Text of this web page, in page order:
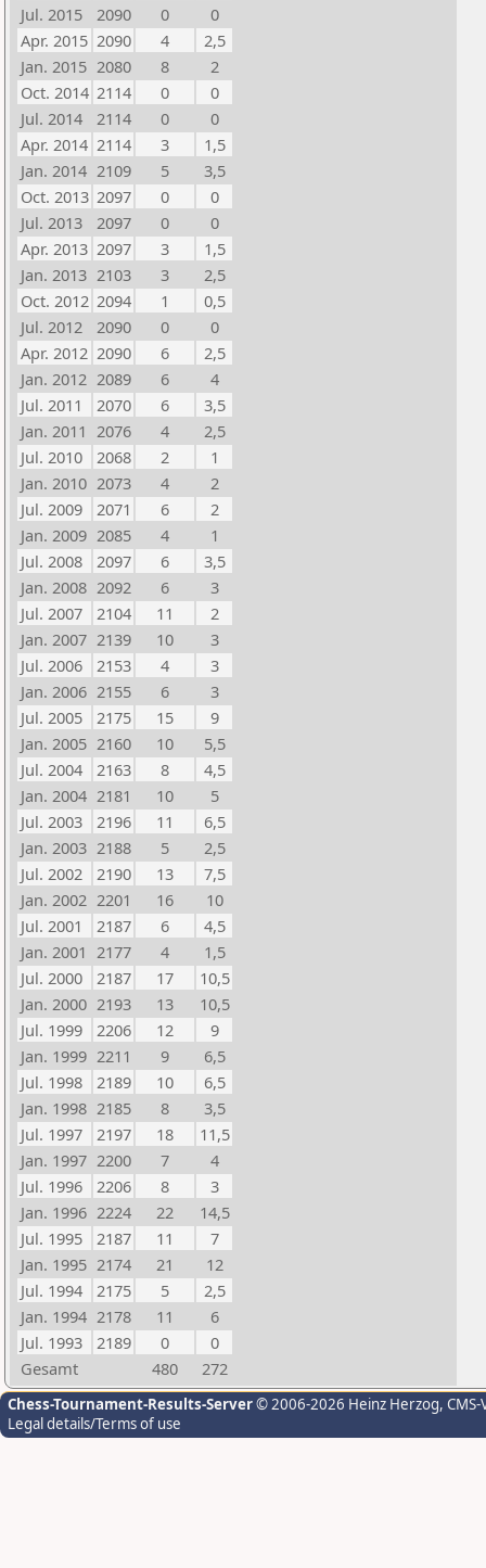
Jul. 2015
2090 0
0
Apr. 2015 2090 4
2,5
Jan. 2015 2080 8
2
Oct. 2014 2114 0
0
Jul. 2014
2114 0
0
Apr. 2014 2114 3
1,5
Jan. 2014 2109 5
3,5
Oct. 2013 2097 0
0
Jul. 2013
2097 0
0
Apr. 2013 2097 3
1,5
Jan. 2013 2103 3
2,5
Oct. 2012 2094 1
0,5
Jul. 2012
2090 0
0
Apr. 2012 2090 6
2,5
Jan. 2012 2089 6
4
Jul. 2011
2070 6
3,5
Jan. 2011 2076 4
2,5
Jul. 2010
2068 2
1
Jan. 2010 2073 4
2
Jul. 2009
2071 6
2
Jan. 2009 2085 4
1
Jul. 2008
2097 6
3,5
Jan. 2008 2092 6
3
Jul. 2007
2104 11
2
Jan. 2007 2139 10
3
Jul. 2006
2153 4
3
Jan. 2006 2155 6
3
Jul. 2005
2175 15
9
Jan. 2005 2160 10
5,5
Jul. 2004
2163 8
4,5
Jan. 2004 2181 10
5
Jul. 2003
2196 11
6,5
Jan. 2003 2188 5
2,5
Jul. 2002
2190 13
7,5
Jan. 2002 2201 16
10
Jul. 2001
2187 6
4,5
Jan. 2001 2177 4
1,5
Jul. 2000
2187 17
10,5
Jan. 2000 2193 13
10,5
Jul. 1999
2206 12
9
Jan. 1999 2211 9
6,5
Jul. 1998
2189 10
6,5
Jan. 1998 2185 8
3,5
Jul. 1997
2197 18
11,5
Jan. 1997 2200 7
4
Jul. 1996
2206 8
3
Jan. 1996 2224 22
14,5
Jul. 1995
2187 11
7
Jan. 1995 2174 21
12
Jul. 1994
2175 5
2,5
Jan. 1994 2178 11
6
Jul. 1993
2189 0
0
Gesamt
480 272
Chess-Tournament-Results-Server© 2006-2026 Heinz Herzog,
Legal details/Terms of use